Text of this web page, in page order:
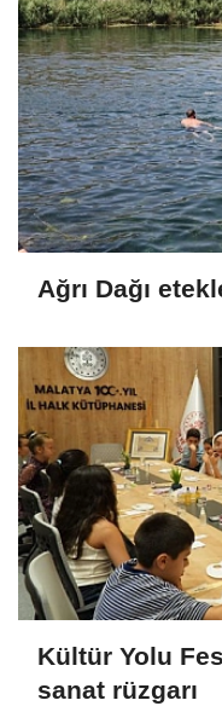
Ağrı Dağı
Kültür Yolu
sanat rüzgarı